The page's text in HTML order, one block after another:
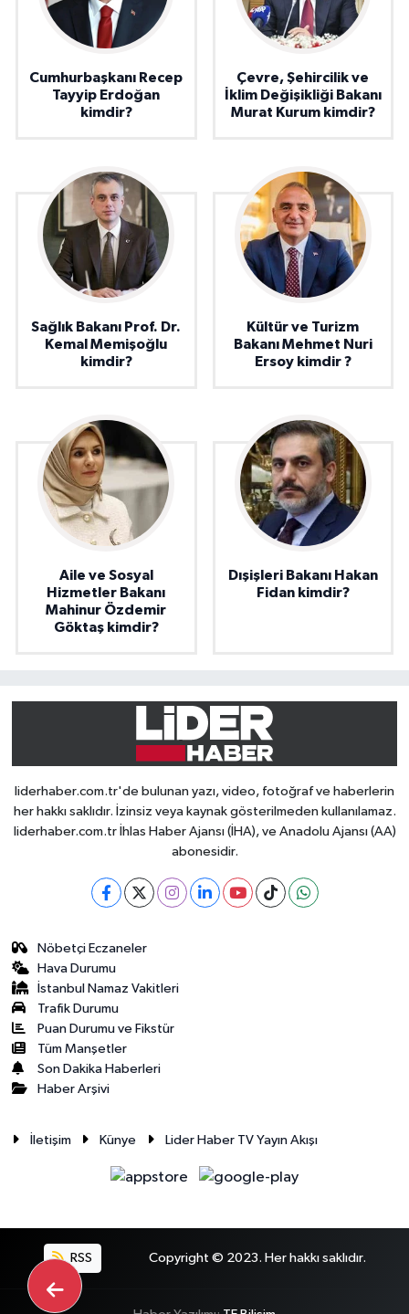
Cumhurbaşkanı Recep
Tayyip Erdoğan
kimdir?
Çevre, Şehircilik ve
İklim Değişikliği Bakanı
Murat Kurum kimdir?
Sağlık Bakanı Prof. Dr.
Kemal Memişoğlu
kimdir?
Kültür ve Turizm
Bakanı Mehmet Nuri
Ersoy kimdir ?
Aile ve Sosyal
Hizmetler Bakanı
Mahinur Özdemir
Göktaş kimdir?
Dışişleri Bakanı Hakan
Fidan kimdir?
liderhaber.com.tr'de bulunan yazı, video, fotoğraf ve haberlerin
her hakkı saklıdır. İzinsiz veya kaynak gösterilmeden kullanılamaz.
liderhaber.com.tr İhlas Haber Ajansı (İHA), ve Anadolu Ajansı (AA)
abonesidir.
Nöbetçi Eczaneler
Hava Durumu
İstanbul Namaz Vakitleri
Trafik Durumu
Puan Durumu ve Fikstür
Tüm Manşetler
Son Dakika Haberleri
Haber Arşivi
İletişim Künye Lider Haber TV Yayın Akışı
RSS Copyright © 2023. Her hakkı saklıdır.